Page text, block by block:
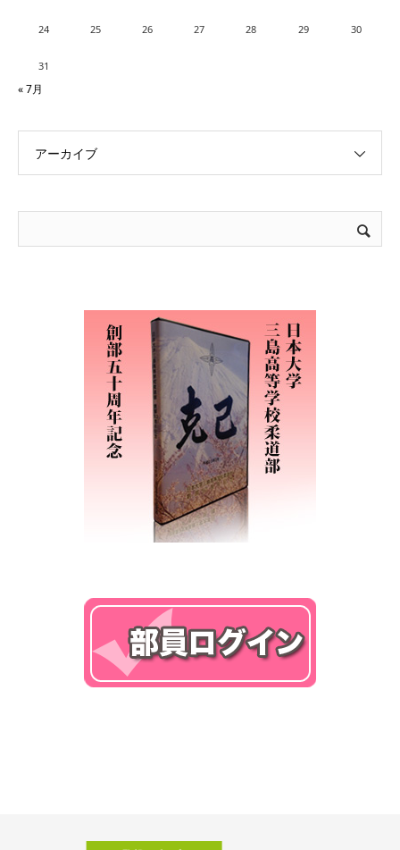
24 25 26 27 28 29 30
31
« 7月
アーカイブ